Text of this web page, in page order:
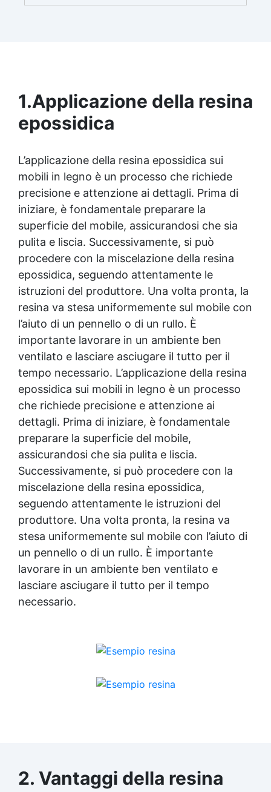
brillante e uniforme in ogni condizione.
1.Applicazione della resina
epossidica
L’applicazione della resina epossidica sui
mobili in legno è un processo che richiede
precisione e attenzione ai dettagli. Prima di
iniziare, è fondamentale preparare la
superficie del mobile, assicurandosi che sia
pulita e liscia. Successivamente, si può
procedere con la miscelazione della resina
epossidica, seguendo attentamente le
istruzioni del produttore. Una volta pronta, la
resina va stesa uniformemente sul mobile con
l’aiuto di un pennello o di un rullo. È
importante lavorare in un ambiente ben
ventilato e lasciare asciugare il tutto per il
tempo necessario. L’applicazione della resina
epossidica sui mobili in legno è un processo
che richiede precisione e attenzione ai
dettagli. Prima di iniziare, è fondamentale
preparare la superficie del mobile,
assicurandosi che sia pulita e liscia.
Successivamente, si può procedere con la
miscelazione della resina epossidica,
seguendo attentamente le istruzioni del
produttore. Una volta pronta, la resina va
stesa uniformemente sul mobile con l’aiuto di
un pennello o di un rullo. È importante
lavorare in un ambiente ben ventilato e
lasciare asciugare il tutto per il tempo
necessario.
2. Vantaggi della resina